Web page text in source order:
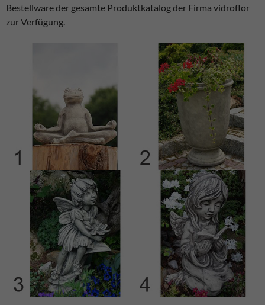
Bestellware der gesamte Produktkatalog der Firma vidroflor
zur Verfügung.